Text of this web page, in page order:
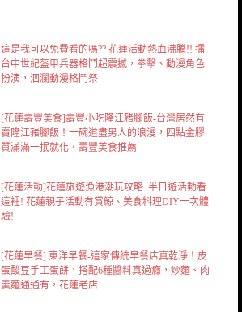
這是我可以免費看的嗎?? 花蓮活動熱血沸騰!! 擂
台中世紀盔甲兵器格鬥超震撼，拳擊、動漫角色
扮演，洄瀾動漫格鬥祭
[花蓮壽豐美食]壽豐小吃隆江豬腳飯-台灣居然有
賣隆江豬腳飯！一碗道盡男人的浪漫，四點金膠
質滿滿一抿就化，壽豐美食推薦
[花蓮活動]花蓮旅遊漁港潮玩攻略: 半日遊活動看
這裡! 花蓮親子活動有賞鯨、美食料理DIY一次體
驗!
[花蓮早餐] 東洋早餐-這家傳統早餐店真乾淨！皮
蛋酸豆手工蛋餅，搭配6種醬料真過癮，炒麵、肉
羹麵通通有，花蓮老店